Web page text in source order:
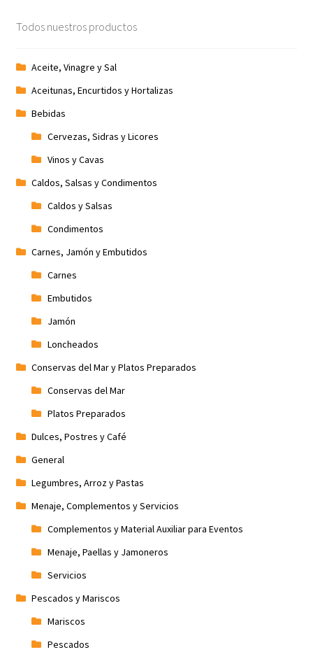
Todos nuestros productos
Aceite, Vinagre y Sal
Aceitunas, Encurtidos y Hortalizas
Bebidas
Cervezas, Sidras y Licores
Vinos y Cavas
Caldos, Salsas y Condimentos
Caldos y Salsas
Condimentos
Carnes, Jamón y Embutidos
Carnes
Embutidos
Jamón
Loncheados
Conservas del Mar y Platos Preparados
Conservas del Mar
Platos Preparados
Dulces, Postres y Café
General
Legumbres, Arroz y Pastas
Menaje, Complementos y Servicios
Complementos y Material Auxiliar para Eventos
Menaje, Paellas y Jamoneros
Servicios
Pescados y Mariscos
Mariscos
Pescados